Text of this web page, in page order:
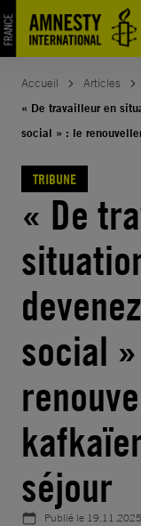
Aller
au
contenu
Accueil Articles
« De travailleur en
social » : le
TRIBUNE
« De
social
séjour
Publié le 19.11.2025